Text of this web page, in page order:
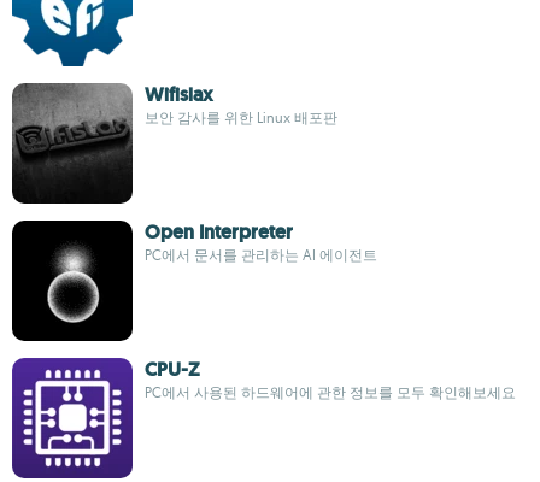
Wifislax
보안 감사를 위한 Linux 배포판
Open Interpreter
PC에서 문서를 관리하는 AI 에이전트
CPU-Z
PC에서 사용된 하드웨어에 관한 정보를 모두 확인해보세요